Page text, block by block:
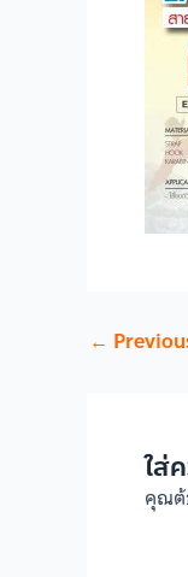
←
ใส่
คุณต้